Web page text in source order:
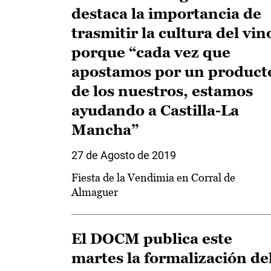
destaca la importancia de
trasmitir la cultura del
porque “cada vez que
apostamos por un
de los nuestros, estamos
ayudando a Castilla-La
Mancha”
27 de Agosto de 2019
Fiesta de la Vendimia en Corral de
Almaguer
El DOCM publica este
martes la formalización